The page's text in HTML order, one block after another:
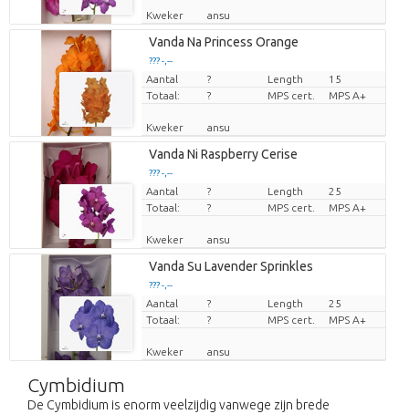
Kweker ansu
Vanda Na Princess Orange
??? -,--
Prijs per stuk
Aantal ? Length
15
Totaal:
? MPS cert. MPS A+
Kweker ansu
Vanda Ni Raspberry Cerise
??? -,--
Prijs per stuk
Aantal ? Length
25
Totaal:
? MPS cert. MPS A+
Kweker ansu
Vanda Su Lavender Sprinkles
??? -,--
Prijs per stuk
Aantal ? Length
25
Totaal:
? MPS cert. MPS A+
Kweker ansu
Cymbidium
De Cymbidium is enorm veelzijdig vanwege zijn brede